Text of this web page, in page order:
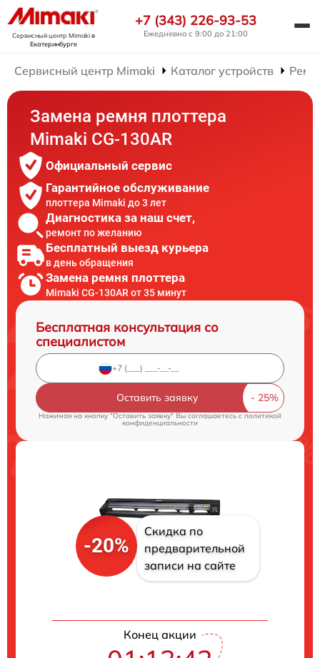
Сервисный центр Mimakiв
Екатеринбурге
+7 (343) 226-93-53
Ежедневно с 9:00 до 21:00
Сервисный центр Mimaki Каталог устройств
Замена ремня плоттера
Mimaki CG-130AR
Официальный сервис
Гарантийное обслуживание
плоттера Mimaki до 3 лет
Диагностика за наш счет,
ремонт по желанию
Бесплатный выезд курьера
в день обращения
Замена ремня плоттера
Mimaki CG-130AR от 35 минут
Бесплатная консультация со
специалистом
Оставить заявку
Нажимая на кнопку "Оставить заявку" Вы соглашаетесь cполитикой
конфиденциальности
-20%
Скидка по
предварительной
записи на сайте
Конец акции